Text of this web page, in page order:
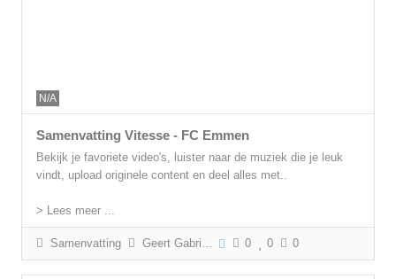
N/A
Samenvatting Vitesse - FC Emmen
Bekijk je favoriete video's, luister naar de muziek die je leuk
vindt, upload originele content en deel alles met..
> Lees meer ...
Samenvatting Geert Gabriëls 0 0 0